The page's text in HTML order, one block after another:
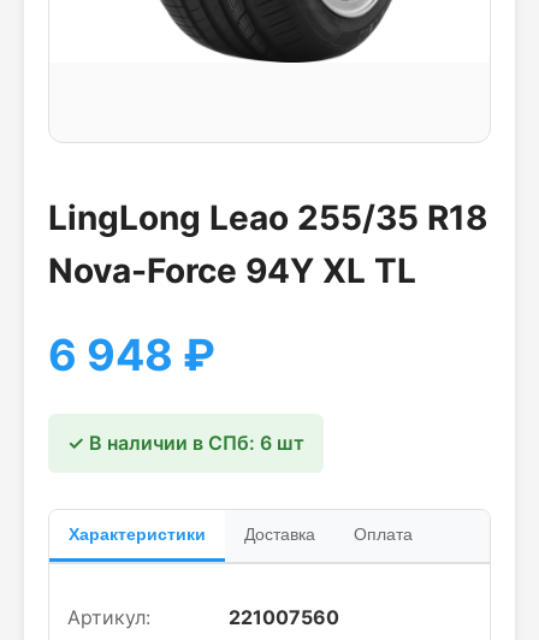
LingLong Leao 255/35 R18
Nova-Force 94Y XL TL
6 948 ₽
✓ В наличии в СПб: 6 шт
Характеристики Доставка Оплата
Артикул: 221007560